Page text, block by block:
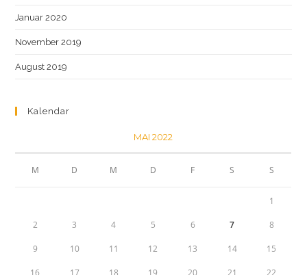
Januar 2020
November 2019
August 2019
Kalendar
MAI 2022
M D M D F S S
1
2 3 4 5 6 7 8
9 10 11 12 13 14 15